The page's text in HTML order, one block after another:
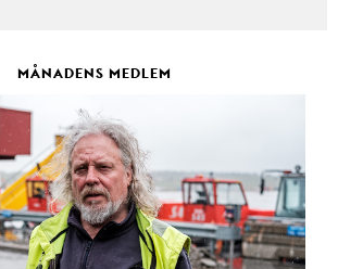
MÅNADENS MEDLEM